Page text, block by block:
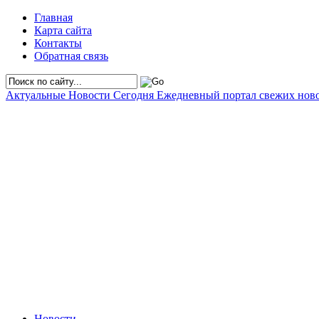
Главная
Карта сайта
Контакты
Обратная связь
Актуальные Новости Сегодня Ежедневный портал свежих